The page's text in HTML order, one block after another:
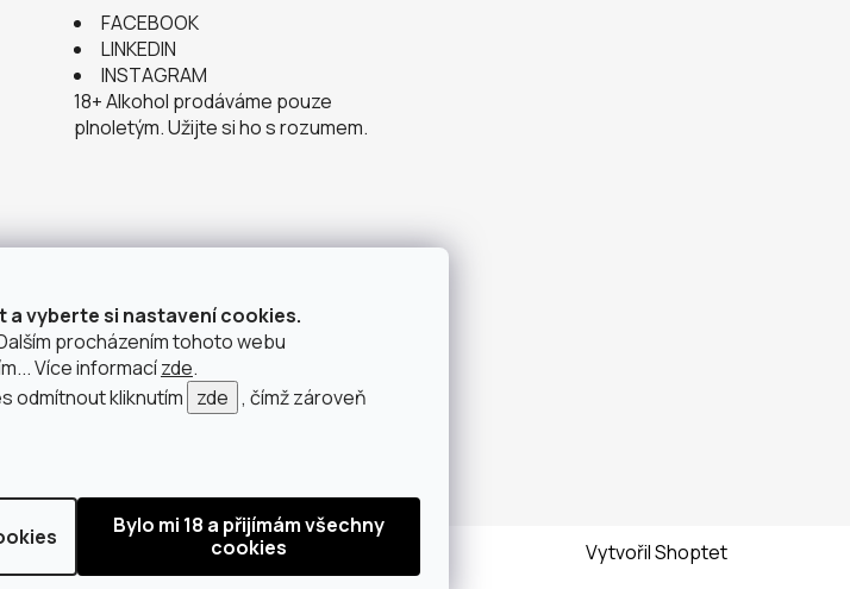
a vyberte si nastavení cookies.
procházením tohoto webu
Více informacízde.
odmítnout kliknutím zde , čímž zároveň
FACEBOOK
LINKEDIN
INSTAGRAM
18+ Alkohol prodáváme pouze
plnoletým. Užijte si ho s rozumem.
Vytvořil Shoptet